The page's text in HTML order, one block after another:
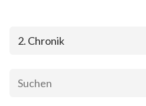
2. Chronik
5. Mose
1.Samuel